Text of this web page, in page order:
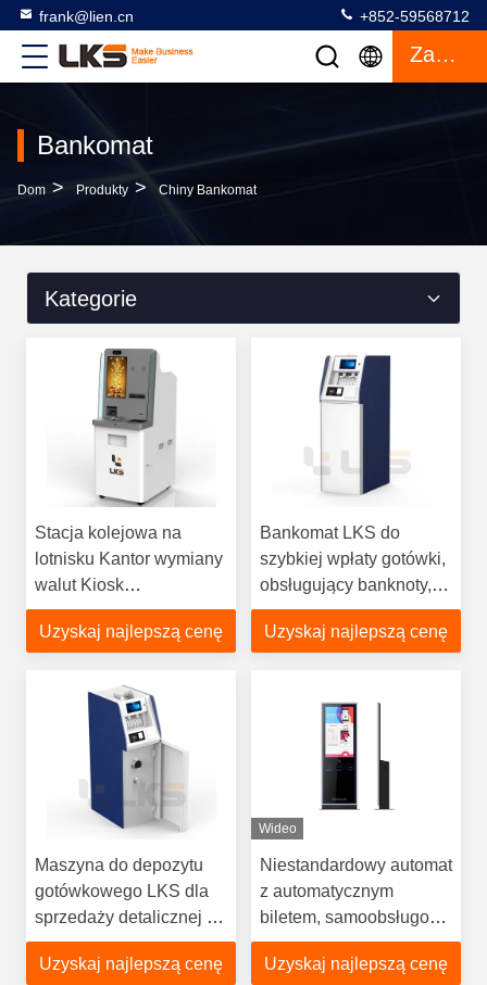
frank@lien.cn +852-59568712
Zacytować
Bankomat
Dom > Produkty > Chiny Bankomat
Kategorie
Stacja kolejowa na
lotnisku Kantor wymiany
walut Kiosk
samoobsługowy
Bankomat
Uzyskaj najlepszą cenę
Bankomat LKS do
szybkiej wpłaty gotówki,
obsługujący banknoty,
kiosk
Uzyskaj najlepszą cenę
Maszyna do depozytu
gotówkowego LKS dla
sprzedaży detalicznej i
stacji benzynowej
Zarządzanie gotówką
Uzyskaj najlepszą cenę
Wideo
Niestandardowy automat
z automatycznym
biletem, samoobsługowy
kiosk dla teatru,
przestrzeni publicznej
Uzyskaj najlepszą cenę